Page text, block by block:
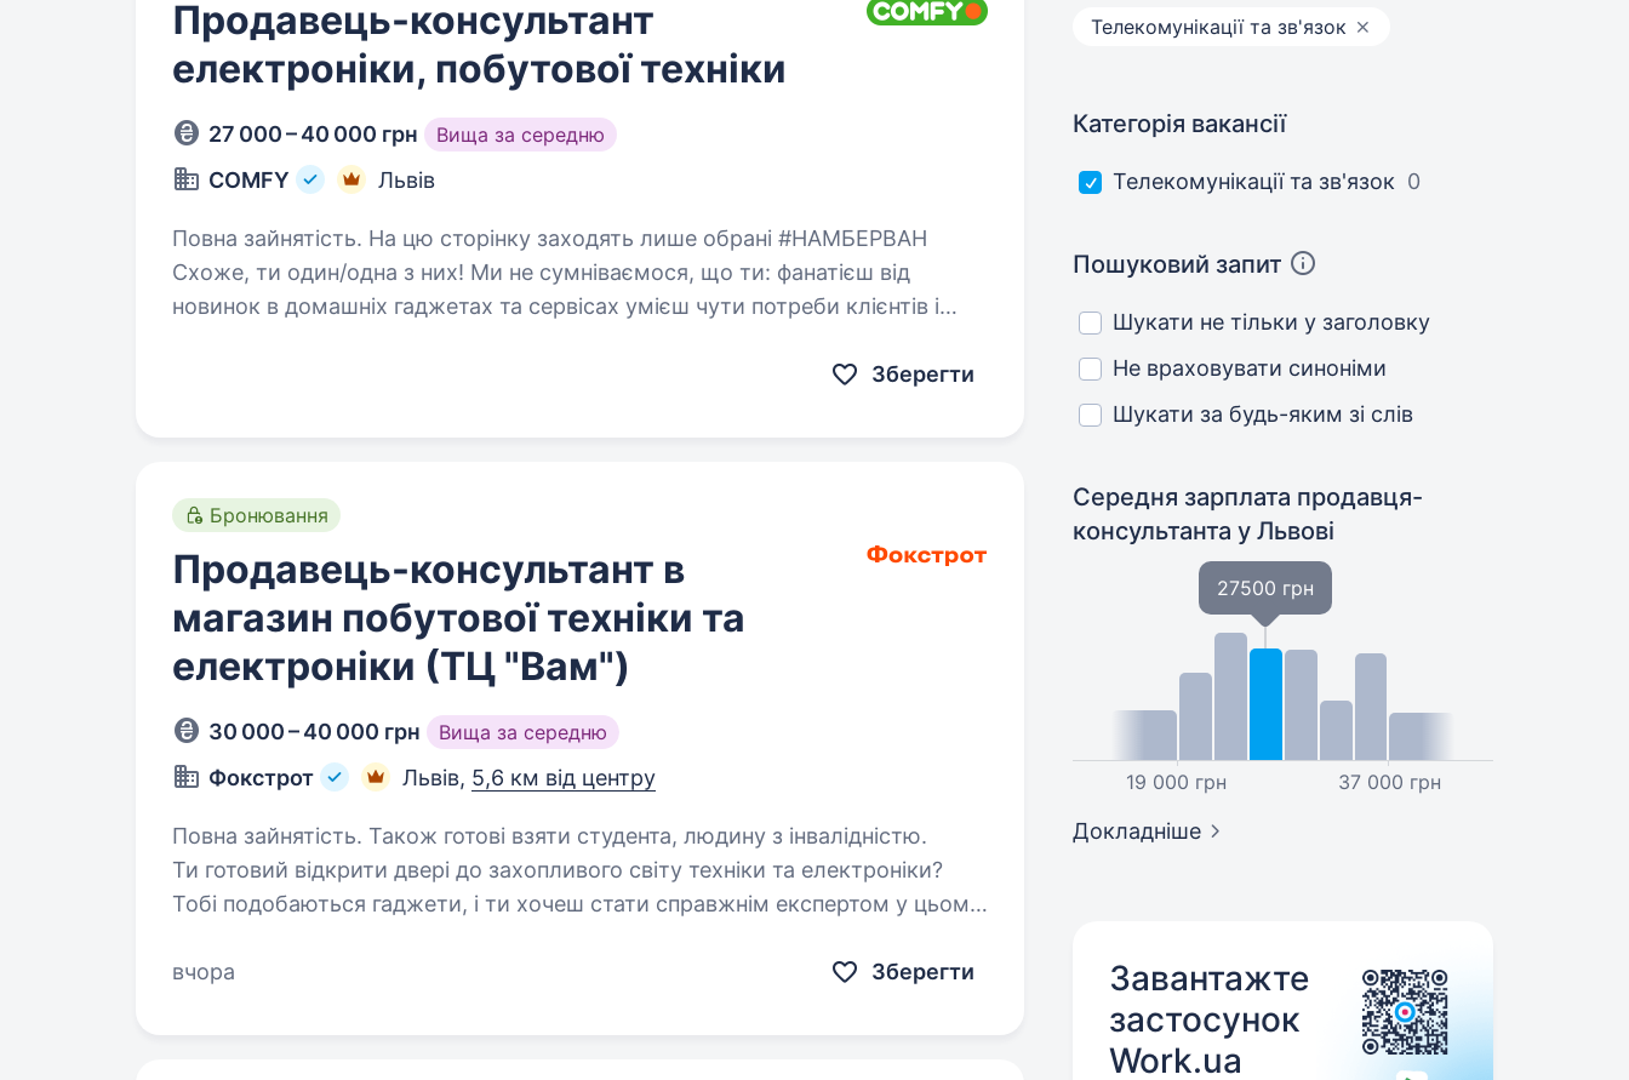
Продавець-консультант
електроніки, побутової техніки
27 000 – 40 000 грн Вища за середню
COMFY Львів
Повна зайнятість. На цю сторінку заходять лише обрані #НАМБЕРВАН
Схоже, ти один/одна з них! Ми не сумніваємося, що ти: фанатієш від
новинок в домашніх гаджетах та сервісах умієш чути потреби клієнтів і
Зберегти
Бронювання
Продавець-консультант в
магазин побутової техніки та
електроніки (ТЦ "Вам")
30 000 – 40 000 грн Вища за середню
Фокстрот Львів, 5,6 км від центру
Повна зайнятість. Також готові взяти студента, людину з інвалідністю.
Ти готовий відкрити двері до захопливого світу техніки та електроніки?
Тобі подобаються гаджети, і ти хочеш стати справжнім експертом у цьому
українського…
вчора Зберегти
Телекомунікації та зв'язок
Категорія вакансії
Телекомунікації та зв'язок 0
Пошуковий запит
Шукати не тільки у заголовку
Не враховувати синоніми
Шукати за будь-яким зі слів
Середня зарплата продавця-
консультантау Львові
19 000 грн
27500 грн
37 000 грн
Докладніше
Завантажте
застосунок
Work.ua